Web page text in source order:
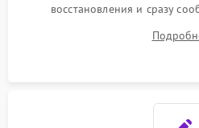
восстановления и сразу